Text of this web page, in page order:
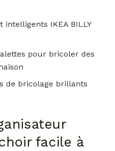
intelligents IKEA BILLY
pour bricoler des
de bricolage brillants
facile à